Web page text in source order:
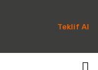
Teklif Al